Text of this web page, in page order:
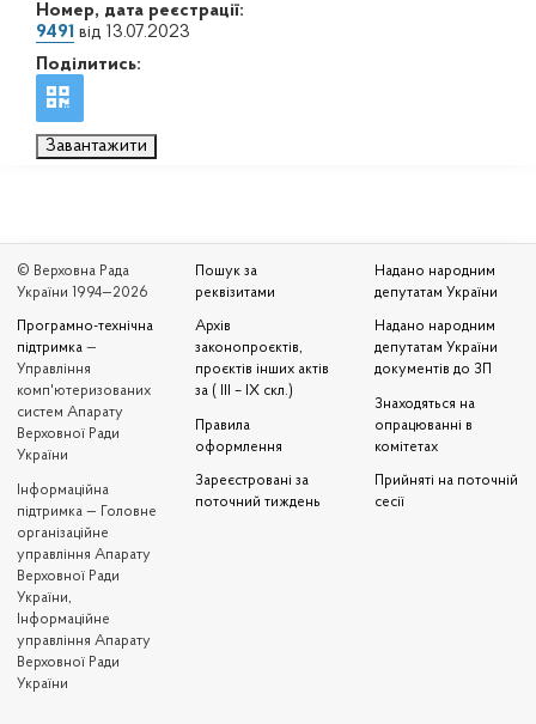
Номер, дата реєстрації:
9491 від 13.07.2023
Поділитись:
Завантажити
© Верховна Рада
України 1994—2026
Програмно-технічна
підтримка —
Управління
комп'ютеризованих
систем Апарату
Верховної Ради
України
Iнформаційна
підтримка — Головне
організаційне
управління Апарату
Верховної Ради
України,
Інформаційне
управління Апарату
Верховної Ради
України
Пошук за
реквізитами
Архів
законопроєктів,
проєктів інших актів
за ( III – IX скл.)
Правила
оформлення
Зареєстровані за
поточний тиждень
Надано народним
депутатам України
Надано народним
депутатам України
документів до ЗП
Знаходяться на
опрацюванні в
комітетах
Прийняті на поточній
сесії